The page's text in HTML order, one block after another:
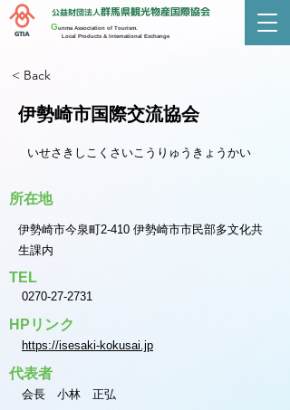
GTIA
公益財団法人群馬県観光物産国際協会
Gunma Association of Tourism.
Local Products & International Exchange
< Back
伊勢崎市国際交流協会
いせさきしこくさいこうりゅうきょうかい
所在地
伊勢崎市今泉町2-410 伊勢崎市市民部多文化共
生課内
TEL
0270-27-2731
HPリンク
https://isesaki-kokusai.jp
代表者
会長 小林 正弘